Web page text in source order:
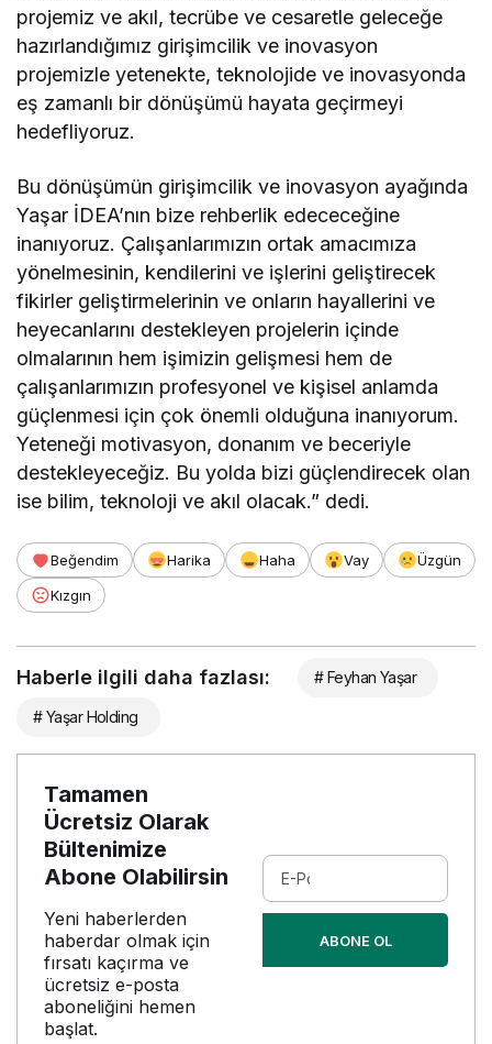
projemiz ve akıl, tecrübe ve cesaretle geleceğe
hazırlandığımız girişimcilik ve inovasyon
projemizle yetenekte, teknolojide ve inovasyonda
eş zamanlı bir dönüşümü hayata geçirmeyi
hedefliyoruz.
Bu dönüşümün girişimcilik ve inovasyon ayağında
Yaşar İDEA’nın bize rehberlik edececeğine
inanıyoruz. Çalışanlarımızın ortak amacımıza
yönelmesinin, kendilerini ve işlerini geliştirecek
fikirler geliştirmelerinin ve onların hayallerini ve
heyecanlarını destekleyen projelerin içinde
olmalarının hem işimizin gelişmesi hem de
çalışanlarımızın profesyonel ve kişisel anlamda
güçlenmesi için çok önemli olduğuna inanıyorum.
Yeteneği motivasyon, donanım ve beceriyle
destekleyeceğiz. Bu yolda bizi güçlendirecek olan
ise bilim, teknoloji ve akıl olacak.” dedi.
Beğendim Harika Haha Vay
Üzgün
Kızgın
Haberle ilgili daha fazlası: # Feyhan Yaşar
# Yaşar Holding
Tamamen
Ücretsiz Olarak
Bültenimize
Abone Olabilirsin
Yeni haberlerden
haberdar olmak için
fırsatı kaçırma ve
ücretsiz e-posta
aboneliğini hemen
başlat.
ABONE OL